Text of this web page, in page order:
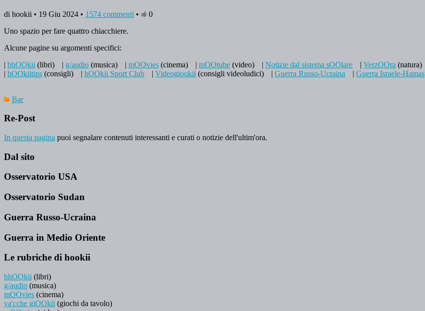
di hookii • 19 Giu 2024 • 1574 commenti •
0
Uno spazio per fare quattro chiacchiere.
Alcune pagine su argomenti specifici:
| bhOOkii (libri) | g/audio (musica) | mOOvies (cinema) | mOOtube (video) | Notizie dal sistema sOOlare | VerzOOra (natura)
| hOOkiitips (consigli) | hOOkii Sport Club | Videogiookii (consigli videoludici) | Guerra Russo-Ucraina | Guerra Israele-Hamas
Bar
Re-Post
In questa pagina puoi segnalare contenuti interessanti e curati o notizie dell'ultim'ora.
Dal sito
Osservatorio USA
Osservatorio Sudan
Guerra Russo-Ucraina
Guerra in Medio Oriente
Le rubriche di hookii
bhOOkii (libri)
g/audio (musica)
mOOvies (cinema)
va'cche giOOkii (giochi da tavolo)